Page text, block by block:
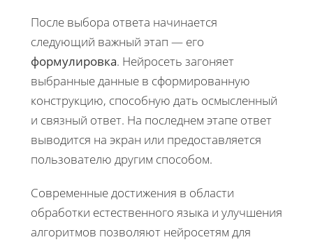
После выбора ответа начинается
следующий важный этап — его
формулировка. Нейросеть загоняет
выбранные данные в сформированную
конструкцию, способную дать осмысленный
и связный ответ. На последнем этапе ответ
выводится на экран или предоставляется
пользователю другим способом.
Современные достижения в области
обработки естественного языка и улучшения
алгоритмов позволяют нейросетям для